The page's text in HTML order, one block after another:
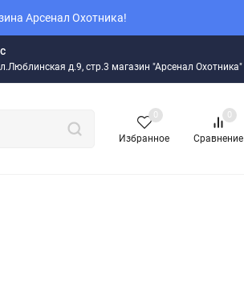
Арсенал Охотника!
д.9, стр.3 магазин "Арсенал Охотника"
Избранное
0
Сравнение
0